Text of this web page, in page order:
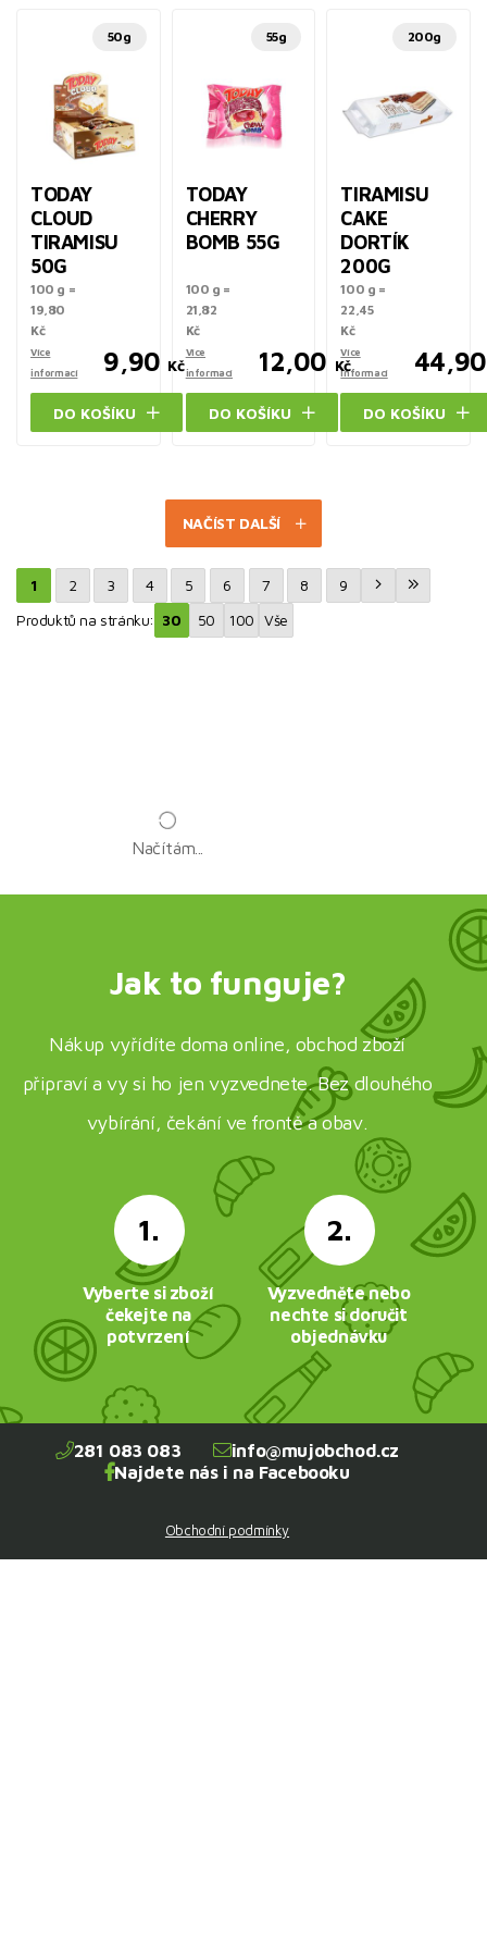
50g
TODAY
CLOUD
TIRAMISU
50G
100 g =
19,80
Kč
Více
informací
9,90 Kč
DO KOŠÍKU
55g
TODAY
CHERRY
BOMB 55G
100 g =
21,82
Kč
Více
informací
12,00 Kč
DO KOŠÍKU
200g
TIRAMISU
CAKE
DORTÍK
200G
100 g =
22,45
Kč
Více
informací
44,90
DO KOŠÍKU
NAČÍST DALŠÍ
1 2 3 4 5 6 7 8
9
Produktů na stránku: 30 50 100 Vše
Načítám...
Jak to funguje?
Nákup vyřídíte doma online, obchod zboží
připraví a vy si ho jen vyzvednete. Bez dlouhého
vybírání, čekání ve frontě a obav.
1.
Vyberte si zboží
čekejte na
potvrzení
2.
Vyzvedněte nebo
nechte si doručit
objednávku
281 083 083
info@mujobchod.cz
Najdete nás i na Facebooku
Obchodní podmínky